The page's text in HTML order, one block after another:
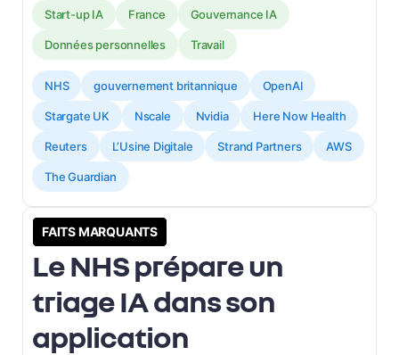
Start-up IA France Gouvernance IA
Données personnelles Travail
NHS gouvernement britannique OpenAI
Stargate UK Nscale Nvidia Here Now Health
Reuters L’Usine Digitale Strand Partners AWS
The Guardian
FAITS MARQUANTS
Le NHS prépare un
triage IA dans son
application